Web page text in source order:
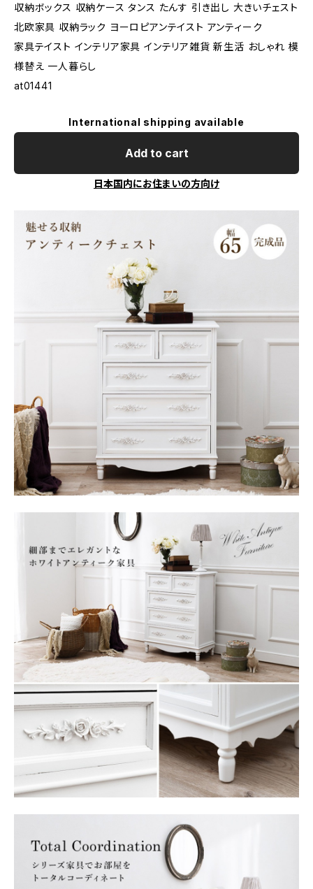
収納ボックス 収納ケース タンス たんす 引き出し 大きいチェスト
北欧家具 収納ラック ヨーロピアンテイスト アンティーク
家具テイスト インテリア家具 インテリア雑貨 新生活 おしゃれ 模
様替え 一人暮らし
at01441
International shipping available
Add to cart
日本国内にお住まいの方向け